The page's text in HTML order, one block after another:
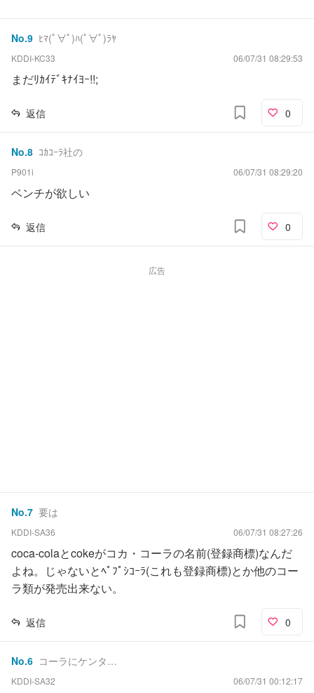
No.9 ﾋﾏ(ﾟ∀ﾟ)ﾊ(ﾟ∀ﾟ)ﾗﾔ
KDDI-KC33 06/07/31 08:29:53
まだﾘｶｲﾃﾞｷﾅｲﾖｰ!!;
返信 0
No.8 ｺｶｺｰﾗ社の
P901i 06/07/31 08:29:20
ベンチが欲しい
返信 0
広告
No.7 要は
KDDI-SA36 06/07/31 08:27:26
coca-colaとcokeがコカ・コーラの名前(登録商標)なんだ
よね。じゃないとﾍﾟﾌﾟｼｺｰﾗ(これも登録商標)とか他のコー
ラ類が発売出来ない。
返信 0
No.6 コーラにケンタ…
KDDI-SA32 06/07/31 00:12:17